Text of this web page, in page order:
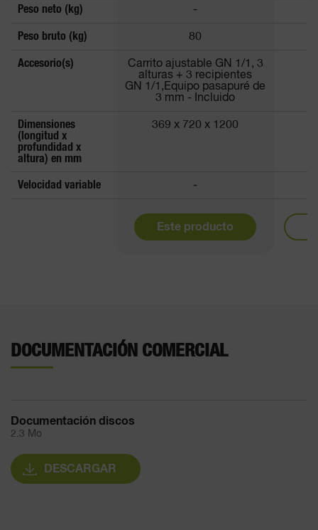
Peso neto (kg) -
Peso bruto (kg) 80
Accesorio(s)
Carrito ajustable GN 1/1, 3
alturas + 3 recipientes
GN 1/1,Equipo pasapuré de
3 mm - Incluido
Dimensiones
(longitud x
profundidad x
altura) en mm
369 x 720 x 1200
Velocidad variable -
Este producto
DOCUMENTACIÓN COMERCIAL
Documentación discos
2.3 Mo
DESCARGAR